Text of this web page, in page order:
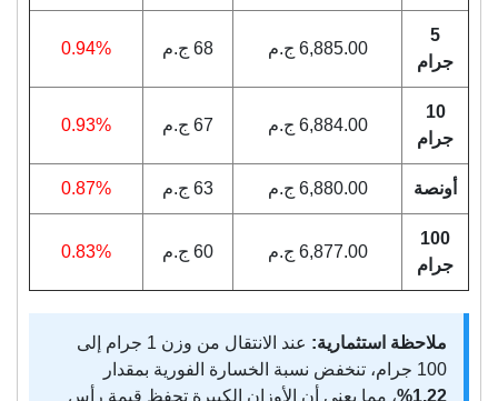
5
جرام
6,885.00 ج.م 68 ج.م 0.94%
10
جرام
6,884.00 ج.م 67 ج.م 0.93%
أونصة 6,880.00 ج.م 63 ج.م 0.87%
100
جرام
6,877.00 ج.م 60 ج.م 0.83%
ملاحظة استثمارية:
عند الانتقال من وزن 1 جرام إلى
100 جرام، تنخفض نسبة الخسارة الفورية بمقدار
1.22%
، مما يعني أن الأوزان الكبيرة تحفظ قيمة رأس